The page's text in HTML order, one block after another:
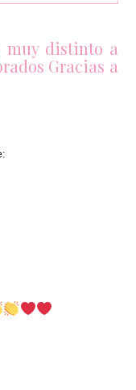
muy distinto a
Gracias a